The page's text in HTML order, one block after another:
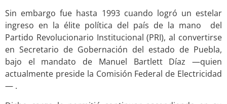
Sin embargo fue hasta 1993 cuando logró un estelar
ingreso en la élite política del país de la mano del
Partido Revolucionario Institucional (PRI), al convertirse
en Secretario de Gobernación del estado de Puebla,
bajo el mandato de Manuel Bartlett Díaz —quien
actualmente preside la Comisión Federal de Electricidad
— .